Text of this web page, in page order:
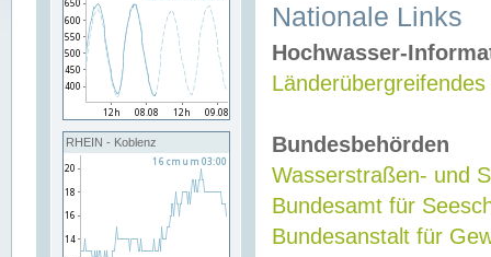
RHEIN - Koblenz
Nationale Links
Hochwasser-
Bundesbehörden
Wasserstraßen- und
Bundesamt für
Bundesanstalt für